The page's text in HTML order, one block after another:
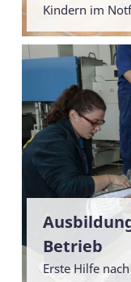
Kindern im
Betrieb
Erste Hilfe